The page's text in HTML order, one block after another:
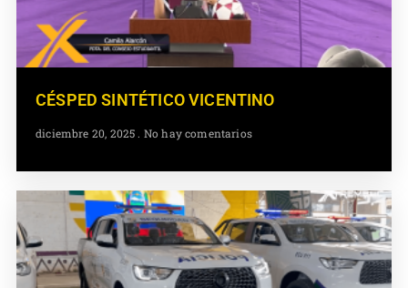
CÉSPED SINTÉTICO VICENTINO
diciembre 20, 2025 No hay comentarios